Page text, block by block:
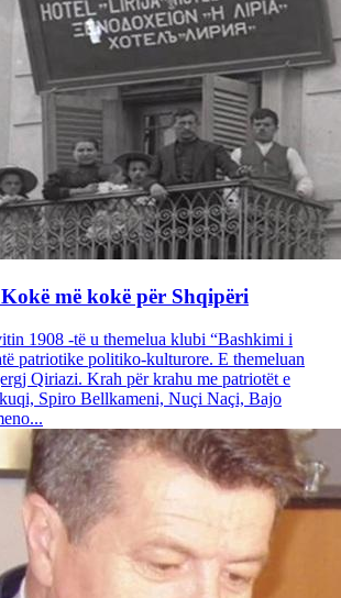
më kokë për Shqipëri
1908 -të u themelua klubi “Bashkimi i
patriotike politiko-kulturore. E themeluan
Qiriazi. Krah për krahu me patriotët e
Spiro Bellkameni, Nuçi Naçi, Bajo